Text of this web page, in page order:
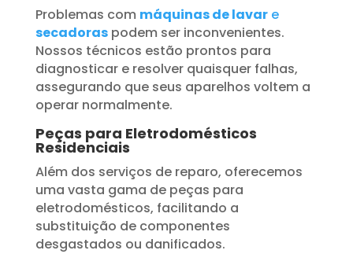
Problemas com máquinas de lavare
secadoraspodem ser inconvenientes.
Nossos técnicos estão prontos para
diagnosticar e resolver quaisquer falhas,
assegurando que seus aparelhos voltem a
operar normalmente.
Peças para Eletrodomésticos
Residenciais
Além dos serviços de reparo, oferecemos
uma vasta gama de peças para
eletrodomésticos, facilitando a
substituição de componentes
desgastados ou danificados.